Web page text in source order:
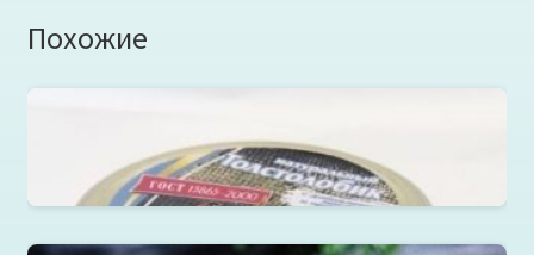
Похожие
Толстолобик натуральный с добавлением масла в
ст.банке 220г.